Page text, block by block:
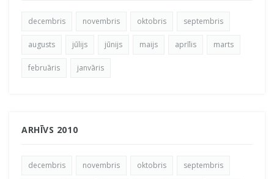
decembris novembris oktobris septembris
augusts jūlijs jūnijs maijs aprīlis marts
februāris janvāris
ARHĪVS 2010
decembris novembris oktobris septembris